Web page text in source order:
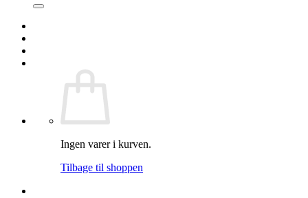
Ingen varer i kurven.
Tilbage til shoppen